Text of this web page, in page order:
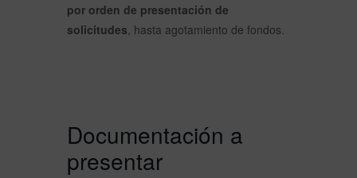
por orden de presentación de
solicitudes, hasta agotamiento de fondos.
Documentación a
presentar